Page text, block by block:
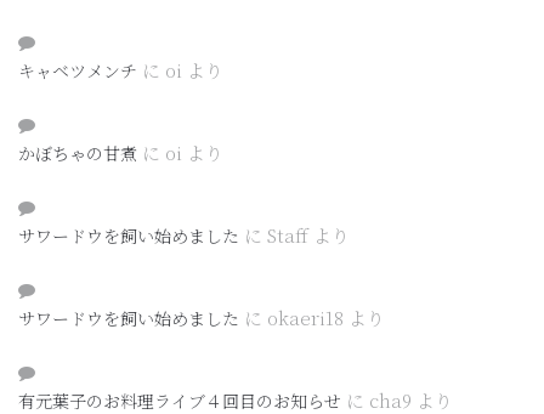
キャベツメンチ に oi より
かぼちゃの甘煮 に oi より
サワードウを飼い始めました に Staffより
サワードウを飼い始めました に okaeri18 より
有元葉子のお料理ライブ４回目のお知らせ に cha9 より